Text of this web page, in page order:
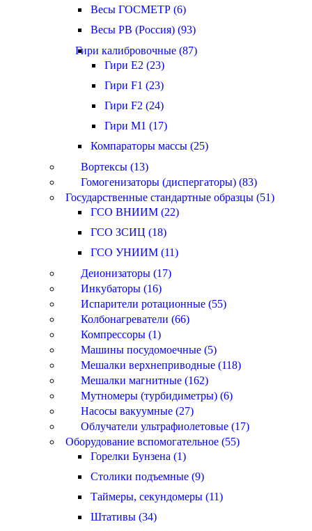
Весы ГОСМЕТР (6)
Весы РВ (Россия) (93)
Гири калибровочные (87)
Гири E2 (23)
Гири F1 (23)
Гири F2 (24)
Гири M1 (17)
Компараторы массы (25)
Вортексы (13)
Гомогенизаторы (диспергаторы) (83)
Государственные стандартные образцы (51)
ГСО ВНИИМ (22)
ГСО ЗСИЦ (18)
ГСО УНИИМ (11)
Деионизаторы (17)
Инкубаторы (16)
Испарители ротационные (55)
Колбонагреватели (66)
Компрессоры (1)
Машины посудомоечные (5)
Мешалки верхнеприводные (118)
Мешалки магнитные (162)
Мутномеры (турбидиметры) (6)
Насосы вакуумные (27)
Облучатели ультрафиолетовые (17)
Оборудование вспомогательное (55)
Горелки Бунзена (1)
Столики подъемные (9)
Таймеры, секундомеры (11)
Штативы (34)